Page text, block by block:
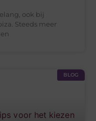
ook bij
Steeds meer
BLOG